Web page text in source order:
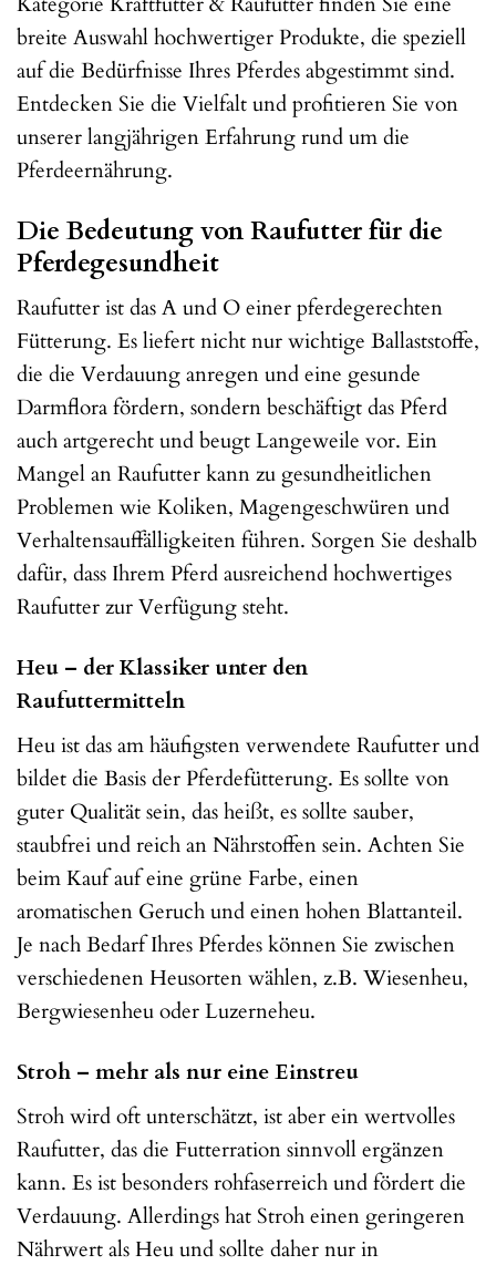
breite Auswahl hochwertiger Produkte, die speziell
auf die Bedürfnisse Ihres Pferdes abgestimmt sind.
Entdecken Sie die Vielfalt und profitieren Sie von
unserer langjährigen Erfahrung rund um die
Pferdeernährung.
Die Bedeutung von Raufutter für die
Pferdegesundheit
Raufutter ist das A und O einer pferdegerechten
Fütterung. Es liefert nicht nur wichtige Ballaststoffe,
die die Verdauung anregen und eine gesunde
Darmflora fördern, sondern beschäftigt das Pferd
auch artgerecht und beugt Langeweile vor. Ein
Mangel an Raufutter kann zu gesundheitlichen
Problemen wie Koliken, Magengeschwüren und
Verhaltensauffälligkeiten führen. Sorgen Sie deshalb
dafür, dass Ihrem Pferd ausreichend hochwertiges
Raufutter zur Verfügung steht.
Heu – der Klassiker unter den
Raufuttermitteln
Heu ist das am häufigsten verwendete Raufutter und
bildet die Basis der Pferdefütterung. Es sollte von
guter Qualität sein, das heißt, es sollte sauber,
staubfrei und reich an Nährstoffen sein. Achten Sie
beim Kauf auf eine grüne Farbe, einen
aromatischen Geruch und einen hohen Blattanteil.
Je nach Bedarf Ihres Pferdes können Sie zwischen
verschiedenen Heusorten wählen, z.B. Wiesenheu,
Bergwiesenheu oder Luzerneheu.
Stroh – mehr als nur eine Einstreu
Stroh wird oft unterschätzt, ist aber ein wertvolles
Raufutter, das die Futterration sinnvoll ergänzen
kann. Es ist besonders rohfaserreich und fördert die
Verdauung. Allerdings hat Stroh einen geringeren
Nährwert als Heu und sollte daher nur in